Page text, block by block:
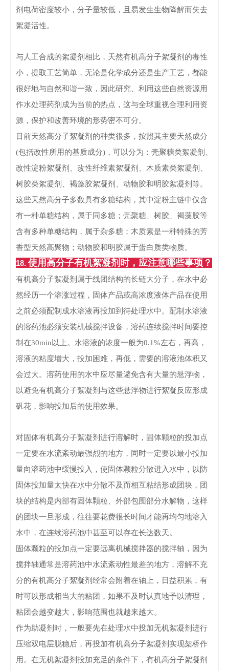
剂电荷密度较小，分子量较低，且易发生生物降解而失去
絮凝活性。
与人工合成的絮凝剂相比，天然有机高分子絮凝剂的毒性
小，提取工艺简单，无论是化学成分还是生产工艺，都能
很好地与自然和谐一致，因此研究、利用这些自然资源用
作水处理药剂成为当前的热点，这与全球重视合理利用资
源，保护和改善环境的形势密不可分。
目前天然高分子絮凝剂的种类很多，按照其主要天然成分
(包括改性所用的基质成分)，可以分为：壳聚糖类絮凝剂、
改性淀粉絮凝剂、改性纤维素絮凝剂、木质素类絮凝剂、
树胶类絮凝剂、褐藻胶絮凝剂、动物胶和明胶絮凝剂等。
这些天然高分子多数具有多糖结构，其中淀粉主链中仅含
有一种单糖结构，属于同多糖；壳聚糖、树胶、褐藻胶等
含有多种单糖结构，属于杂多糖；木质素是一种特殊的芳
香型天然高聚物；动物胶和明胶属于蛋白质类物质。
18. 使用高分子有机絮凝剂时，应注意哪些事项 ？
有机高分子絮凝剂属于线团结构的长链大分子，在水中必
然经历一个溶涨过程，固体产品或高浓度液体产品在使用
之前必须配制成水溶液再投加到待处理水中。 配制水溶液
的溶药池必须安装机械搅拌设备，溶药连续搅拌时间要控
制在30min以上。 水溶液的浓度一般为0.1%左右，再高，
溶液的粘度增大，投加困难，再低，需要的溶液池体积又
会过大。 溶药使用的水中应尽量避免含有大量的悬浮物，
以避免有机高分子絮凝剂与这些悬浮物进行絮凝反应形成
矾花，影响投加后的使用效果。
对固体有机高分子絮凝剂进行溶解时，固体颗粒的投加点
一定要在水流紊动最强烈的地方，同时一定要以最小投加
量向溶药池中缓慢投入，使固体颗粒分散进入水中，以防
固体投加量太快在水中分散不及而相互粘结形成团块，团
块的结构是内部有固体颗粒、外部包围部分水解物，这样
的团块一旦形成，往往要花费很长时间才能再均匀地溶入
水中，在连续溶药池中甚至可以存在长达数天。
固体颗粒的投加点一定要远离机械搅拌器的搅拌轴，因为
搅拌轴通常是溶药池中水流紊动性最差的地方，溶解不充
分的有机高分子絮凝剂经常会附着在轴上，日益积累，有
时可以形成相当大的粘团，如果不及时认真地予以清理，
粘团会越变越大，影响范围也就越来越大。
作为助凝剂时，一般要先在处理水中投加无机絮凝剂进行
压缩双电层脱稳后，再投加有机高分子絮凝剂实现架桥作
用。在无机絮凝剂投加充足的条件下，有机高分子絮凝剂